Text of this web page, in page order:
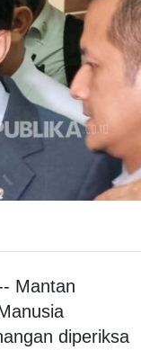
Mantan
diperiksa